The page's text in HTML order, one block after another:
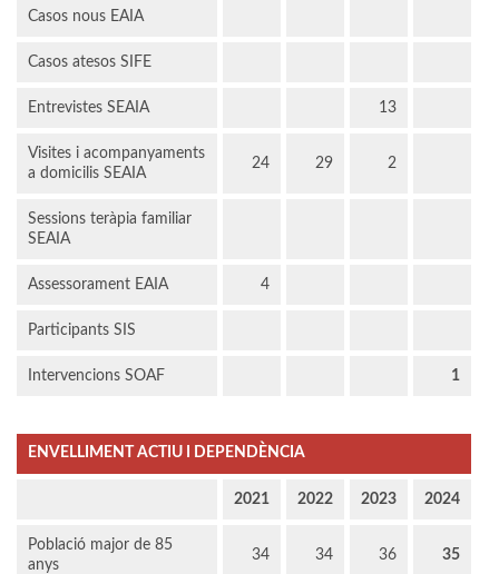
Casos nous EAIA
Casos atesos SIFE
Entrevistes SEAIA 13
Visites i acompanyaments
a domicilis SEAIA
24 29 2
Sessions teràpia familiar
SEAIA
Assessorament EAIA 4
Participants SIS
Intervencions SOAF 1
ENVELLIMENT ACTIU I DEPENDÈNCIA
2021 2022 2023 2024
Població major de 85
anys
34 34 36 35